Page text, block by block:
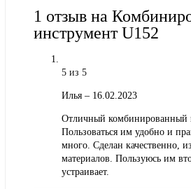
1 отзыв на
инструмент U152
5 из 5
Илья – 16.02.2023
Отличный комбинированный
Пользоваться им удобно и
много. Сделан качественно,
материалов. Пользуюсь им
устраивает.